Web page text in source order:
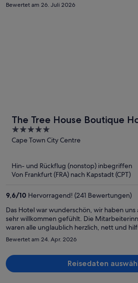
Bewertet am 26. Juli 2026
The Tree House Boutique
5
out
5
Cape Town City Centre
Hin- und Rückflug (nonstop) inbegriffen
Von Frankfurt (FRA) nach Kapstadt (CPT)
9,6/10 Hervorragend! (241 Bewertungen)
Das Hotel war wunderschön, wir haben
sehr willkommen gefühlt. Die
waren alle unglaublich herzlich, nett und
war sehr modern mit einem schönen Balkon,
durchgehend wohlgefühlt. Frühstück war
liebevoll angerichtet. Man kann vom Hotel
Tageslicht) zur Waterfront laufen oder ein
hoteleigenen Fahrservice nehmen. Das
Bewertet am 24. Apr. 2026
Reisedaten